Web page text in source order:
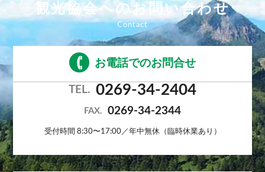
観光協会へのお問い合わせ
お電話でのお問合せ
TEL. 0269-34-2404
FAX. 0269-34-2344
受付時間 8:30〜17:00／年中無休（臨時休業あり）